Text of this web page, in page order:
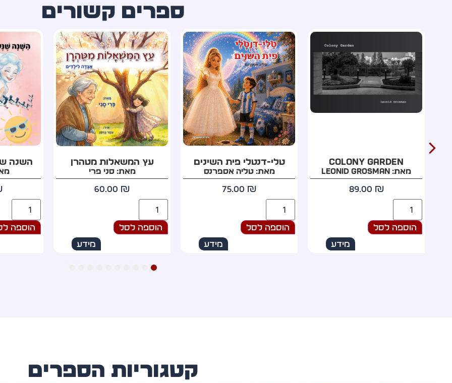
ספרים קשורים
טלי-דנטלי פית השינים
מאת: טליה אספרנס
75.00 ₪
מידע
הוספה לסל
עץ המשאלות מטהרן
מאת: סני פרי
60.00 ₪
מידע
הוספה לסל
השנה שנעלמה לה עונה
מאת: רון כרמי
69.00 ₪
מידע
הוספה לסל
ספר
הוספה
קטגוריות הספרים